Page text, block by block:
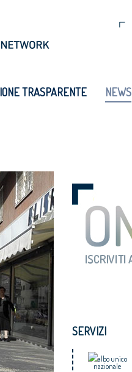
TRASPARENTE NEWS
SERVIZI
albo unico
nazionale